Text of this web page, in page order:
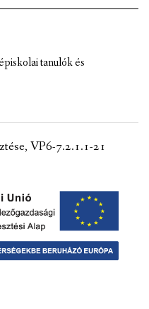
tanulók és
VP6-7.2.1.1-21